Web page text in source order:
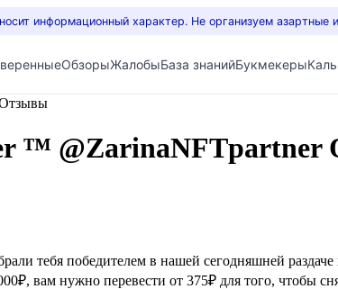
информационный характер. Не организуем азартные
ОбзорыЖалобыБаза знанийБукмекеры
™ @ZarinaNFTpartner
тебя победителем в нашей сегодняшней
вам нужно перевести от 375₽ для того, чтобы